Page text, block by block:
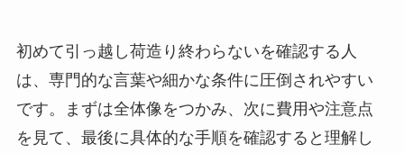
初めて引っ越し荷造り終わらないを確認する人
は、専門的な言葉や細かな条件に圧倒されやすい
です。まずは全体像をつかみ、次に費用や注意点
を見て、最後に具体的な手順を確認すると理解し